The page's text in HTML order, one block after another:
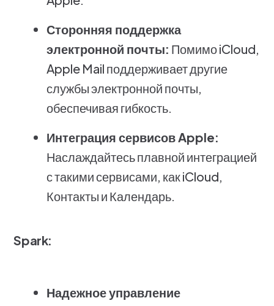
Сторонняя поддержка
электронной почты: Помимо iCloud,
Apple Mail поддерживает другие
службы электронной почты,
обеспечивая гибкость.
Интеграция сервисов Apple:
Наслаждайтесь плавной интеграцией
с такими сервисами, как iCloud,
Контакты и Календарь.
Spark:
Надежное управление